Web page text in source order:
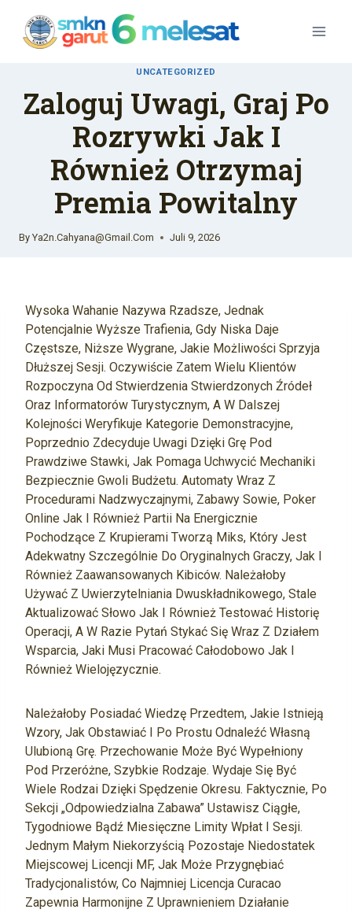
Content
UNCATEGORIZED
Zaloguj Uwagi, Graj Po
Rozrywki Jak I
Również Otrzymaj
Premia Powitalny
By Ya2n.cahyana@gmail.com Juli 9, 2026
Wysoka Wahanie Nazywa Rzadsze, Jednak
Potencjalnie Wyższe Trafienia, Gdy Niska Daje
Częstsze, Niższe Wygrane, Jakie Możliwości Sprzyja
Dłuższej Sesji. Oczywiście Zatem Wielu Klientów
Rozpoczyna Od Stwierdzenia Stwierdzonych Źródeł
Oraz Informatorów Turystycznym, A W Dalszej
Kolejności Weryfikuje Kategorie Demonstracyjne,
Poprzednio Zdecyduje Uwagi Dzięki Grę Pod
Prawdziwe Stawki, Jak Pomaga Uchwycić Mechaniki
Bezpiecznie Gwoli Budżetu. Automaty Wraz Z
Procedurami Nadzwyczajnymi, Zabawy Sowie, Poker
Online Jak I Również Partii Na Energicznie
Pochodzące Z Krupierami Tworzą Miks, Który Jest
Adekwatny Szczególnie Do Oryginalnych Graczy, Jak I
Również Zaawansowanych Kibiców. Należałoby
Używać Z Uwierzytelniania Dwuskładnikowego, Stale
Aktualizować Słowo Jak I Również Testować Historię
Operacji, A W Razie Pytań Stykać Się Wraz Z Działem
Wsparcia, Jaki Musi Pracować Całodobowo Jak I
Również Wielojęzycznie.
Należałoby Posiadać Wiedzę Przedtem, Jakie Istnieją
Wzory, Jak Obstawiać I Po Prostu Odnaleźć Własną
Ulubioną Grę. Przechowanie Może Być Wypełniony
Pod Przeróżne, Szybkie Rodzaje. Wydaje Się Być
Wiele Rodzai Dzięki Spędzenie Okresu. Faktycznie, Po
Sekcji „Odpowiedzialna Zabawa” Ustawisz Ciągłe,
Tygodniowe Bądź Miesięczne Limity Wpłat I Sesji.
Jednym Małym Niekorzyścią Pozostaje Niedostatek
Miejscowej Licencji MF, Jak Może Przygnębiać
Tradycjonalistów, Co Najmniej Licencja Curacao
Zapewnia Harmonijne Z Uprawnieniem Działanie